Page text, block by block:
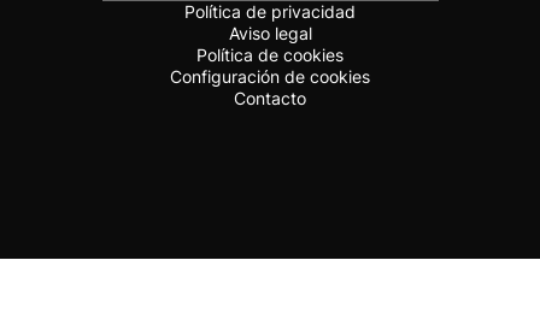
Política de privacidad
Aviso legal
Política de cookies
Configuración de cookies
Contacto